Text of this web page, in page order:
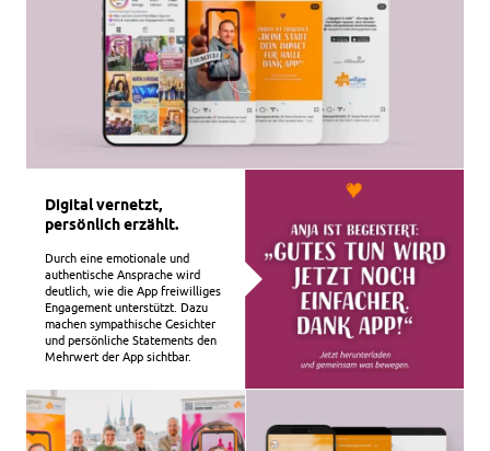
Digital vernetzt,
persönlich erzählt.
Durch eine emotionale und
authentische Ansprache wird
deutlich, wie die App freiwilliges
Engagement unterstützt. Dazu
machen sympathische Gesichter
und persönliche Statements den
Mehrwert der App sichtbar.